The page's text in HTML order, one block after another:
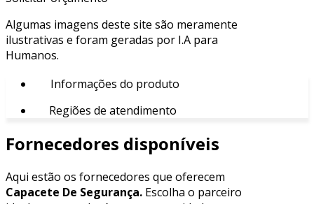
Algumas imagens deste site são meramente
ilustrativas e foram geradas por I.A para
Humanos.
Informações do produto
Regiões de atendimento
Fornecedores disponíveis
Aqui estão os fornecedores que oferecem
Capacete De Segurança. Escolha o parceiro